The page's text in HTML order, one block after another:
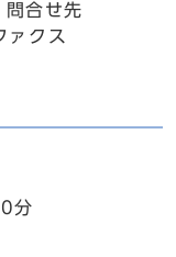
合せ先
クス
分